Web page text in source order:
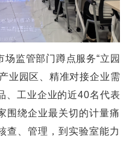
监管部门蹲点服务“立园
业园区、精准对接企业需
、工业企业的近40名代表
围绕企业最关切的计量痛
、管理，到实验室能力